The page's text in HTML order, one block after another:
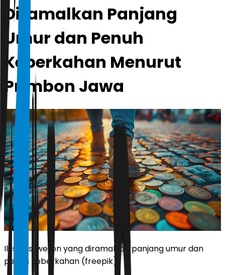
Diramalkan Panjang
Umur dan Penuh
Keberkahan Menurut
Primbon Jawa
Ilustrasi weton yang diramalkan panjang umur dan
penuh keberkahan (freepik)